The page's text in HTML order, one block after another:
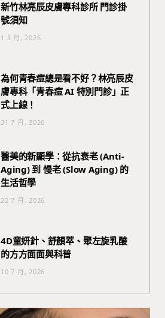
新竹林亮辰皮膚專科診所 門診掛
號須知
1 8 月, 2026
為何青春痘總是看不好？林亮辰皮
膚專科「青春痘 AI 特別門診」正
式上線！
31 7 月, 2026
醫美的新顯學：從抗衰老 (Anti-
Aging) 到 慢老 (Slow Aging) 的
生活哲學
22 7 月, 2026
4D童妍針、舒顏萃、聚左旋乳酸
的方方面面與科普
10 7 月, 2026